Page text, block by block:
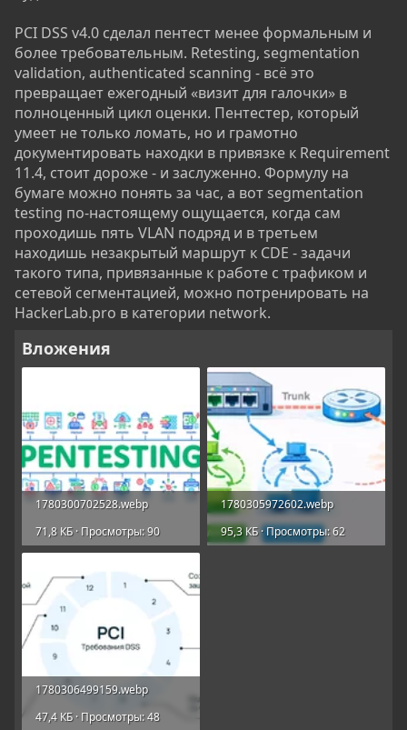
PCI DSS v4.0 сделал пентест менее формальным и
более требовательным. Retesting, segmentation
validation, authenticated scanning - всё это
превращает ежегодный «визит для галочки» в
полноценный цикл оценки. Пентестер, который
умеет не только ломать, но и грамотно
документировать находки в привязке к Requirement
11.4, стоит дороже - и заслуженно. Формулу на
бумаге можно понять за час, а вот segmentation
testing по-настоящему ощущается, когда сам
проходишь пять VLAN подряд и в третьем
находишь незакрытый маршрут к CDE - задачи
такого типа, привязанные к работе с трафиком и
сетевой сегментацией, можно потренировать на
HackerLab.pro в категории network.
Вложения
1780300702528.webp
71,8 КБ · Просмотры: 90
1780305972602.webp
95,3 КБ · Просмотры: 62
1780306499159.webp
47,4 КБ · Просмотры: 48